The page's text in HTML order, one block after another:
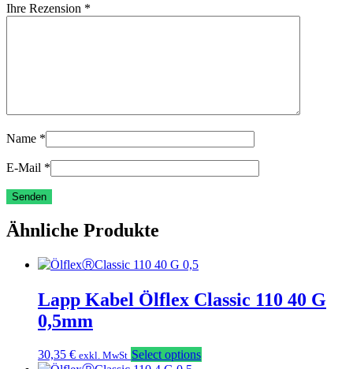
Ihre Rezension *
Name *
E-Mail *
Ähnliche Produkte
Lapp Kabel Ölflex Classic 110 40 G
0,5mm
30,35 € exkl. MwSt Select options